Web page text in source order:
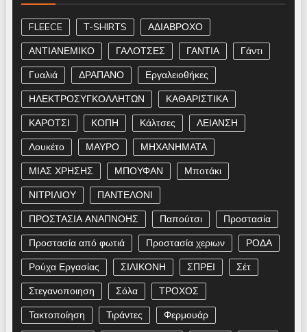
FLEECE T-SHIRTS
ΑΔΙΑΒΡΟΧΟ
ΑΝΤΙΑΝΕΜΙΚΟ
ΓΑΛΟΤΣΕΣ ΓΑΝΤΙΑ
Γάντι
Γυαλιά
ΔΡΑΠΑΝΟ
Εργαλειοθήκες
ΗΛΕΚΤΡΟΣΥΓΚΟΛΛΗΤΩΝ
ΚΑΘΑΡΙΣΤΙΚΑ
ΚΑΡΟΤΣΙ
ΚΟΠΗ Κάλτσες
ΛΕΙΑΝΣΗ
Λουκέτο
ΜΑΥΡΟ
ΜΗΧΑΝΗΜΑΤΑ
ΜΙΑΣ ΧΡΗΣΗΣ
ΜΠΟΥΦΑΝ
Μποτάκι
ΝΙΤΡΙΛΙΟΥ
ΠΑΝΤΕΛΟΝΙ
ΠΡΟΣΤΑΣΙΑ ΑΝΑΠΝΟΗΣ
Παπούτσι
Προστασία
Προστασία από φωτιά
Προστασία χεριων
ΡΟΔΑ
Ρούχα Εργασίας
ΣΙΛΙΚΟΝΗ ΣΠΡΕΙ
Σέτ
Στεγανοποιηση
Σόλα
ΤΡΟΧΟΣ
Τακτοποίηση
Τιράντες
Φερμουάρ